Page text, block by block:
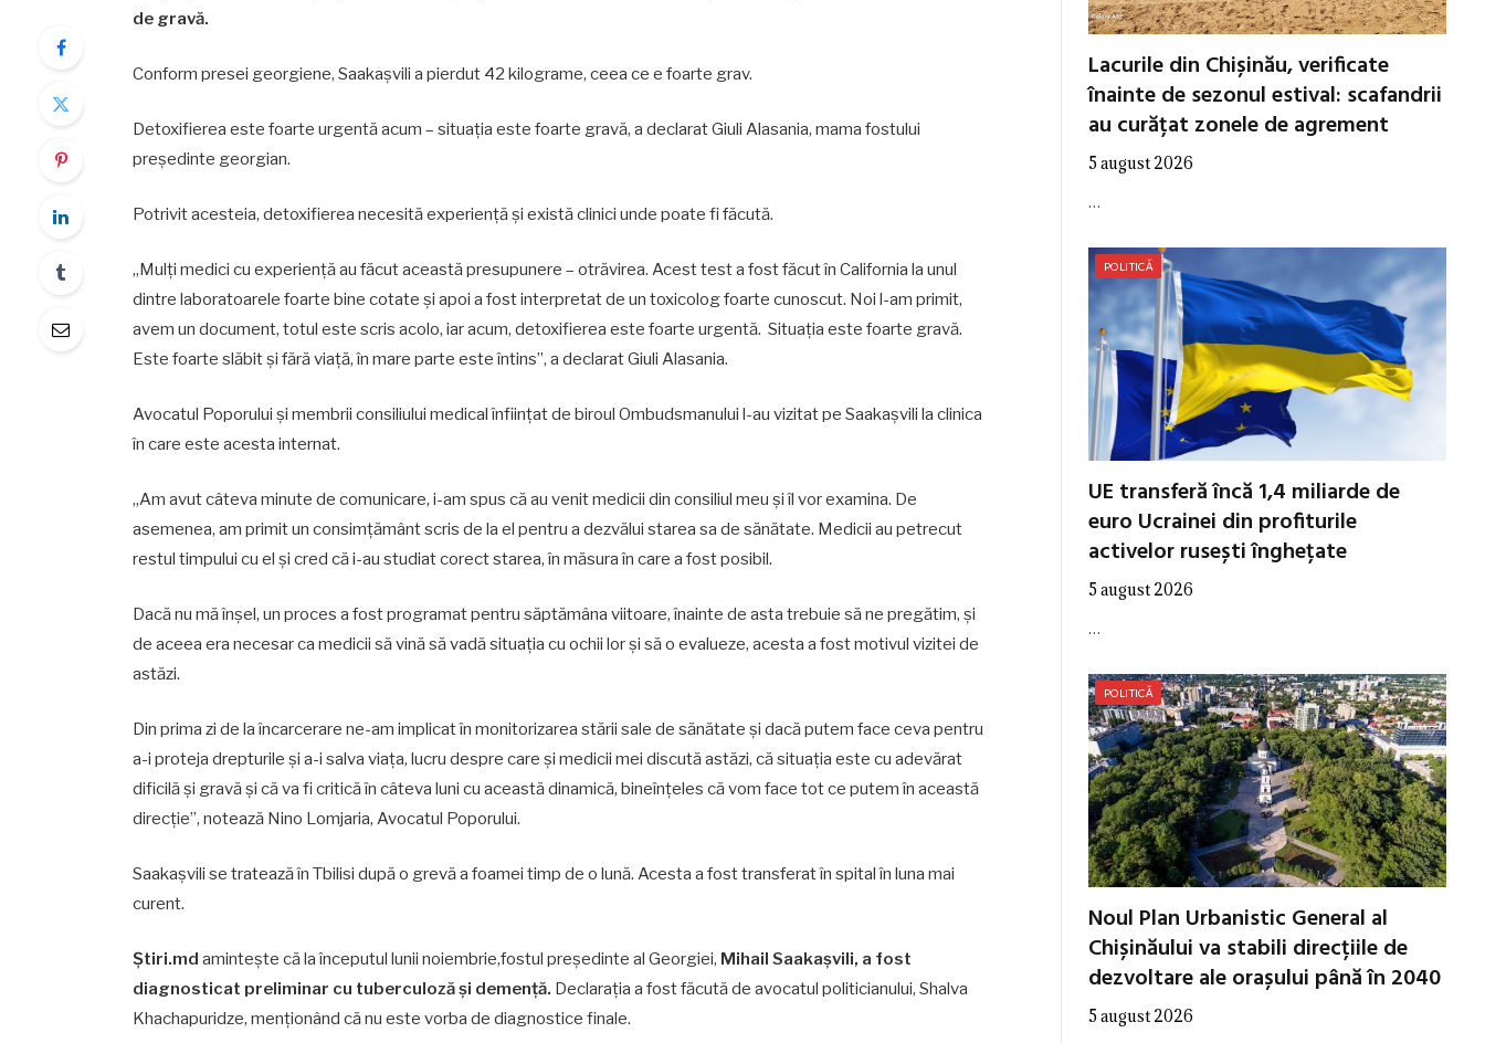
de gravă.
Conform presei georgiene, Saakașvili a pierdut 42 kilograme, ceea ce e foarte grav.
Detoxifierea este foarte urgentă acum – situația este foarte gravă, a declarat Giuli Alasania, mama fostului
președinte georgian.
Potrivit acesteia, detoxifierea necesită experiență și există clinici unde poate fi făcută.
„Mulți medici cu experiență au făcut această presupunere – otrăvirea. Acest test a fost făcut în California la unul
dintre laboratoarele foarte bine cotate și apoi a fost interpretat de un toxicolog foarte cunoscut. Noi l-am primit,
avem un document, totul este scris acolo, iar acum, detoxifierea este foarte urgentă. Situația este foarte gravă.
Este foarte slăbit și fără viață, în mare parte este întins”, a declarat Giuli Alasania.
Avocatul Poporului și membrii consiliului medical înființat de biroul Ombudsmanului l-au vizitat pe Saakașvili la clinica
în care este acesta internat.
„Am avut câteva minute de comunicare, i-am spus că au venit medicii din consiliul meu și îl vor examina. De
asemenea, am primit un consimțământ scris de la el pentru a dezvălui starea sa de sănătate. Medicii au petrecut
restul timpului cu el și cred că i-au studiat corect starea, în măsura în care a fost posibil.
Dacă nu mă înșel, un proces a fost programat pentru săptămâna viitoare, înainte de asta trebuie să ne pregătim, și
de aceea era necesar ca medicii să vină să vadă situația cu ochii lor și să o evalueze, acesta a fost motivul vizitei de
astăzi.
Din prima zi de la încarcerare ne-am implicat în monitorizarea stării sale de sănătate și dacă putem face ceva pentru
a-i proteja drepturile și a-i salva viața, lucru despre care și medicii mei discută astăzi, că situația este cu adevărat
dificilă și gravă și că va fi critică în câteva luni cu această dinamică, bineînțeles că vom face tot ce putem în această
direcție”, notează Nino Lomjaria, Avocatul Poporului.
Saakașvili se tratează în Tbilisi după o grevă a foamei timp de o lună. Acesta a fost transferat în spital în luna mai
curent.
Știri.md amintește că la începutul lunii noiembrie,fostul președinte al Georgiei, Mihail Saakașvili, a fost
diagnosticat preliminar cu tuberculoză și demență. Declarația a fost făcută de avocatul politicianului, Shalva
Khachapuridze, menționând că nu este vorba de diagnostice finale.
Lacurile din Chișinău, verificate
înainte de sezonul estival: scafandrii
au curățat zonele de agrement
5 august 2026
…
POLITICĂ
UE transferă încă 1,4 miliarde de
euro Ucrainei din profiturile
activelor rusești înghețate
5 august 2026
…
POLITICĂ
Noul Plan Urbanistic General al
Chișinăului va stabili direcțiile de
dezvoltare ale orașului până în 2040
5 august 2026